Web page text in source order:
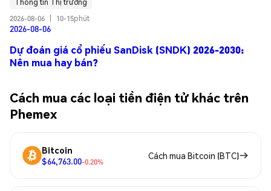
Thông tin Thị trường
2026-08-06
10-15phút
2026-08-06
Dự đoán giá cổ phiếu SanDisk (SNDK) 2026-2030:
Nên mua hay bán?
Cách mua các loại tiền điện tử khác trên
Phemex
Bitcoin
$64,763.00-0.20%
Cách mua Bitcoin (BTC)